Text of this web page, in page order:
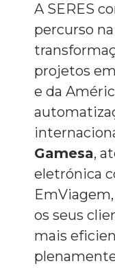
A SERES
percurso
projetos
e da
Gamesa,
eletrónica
os seus
mais